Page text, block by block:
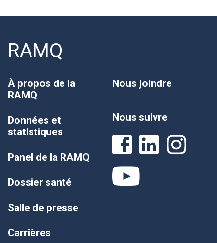
RAMQ
À propos de la
RAMQ
Données et
statistiques
Panel de la RAMQ
Dossier santé
Salle de presse
Carrières
Nous joindre
Nous suivre